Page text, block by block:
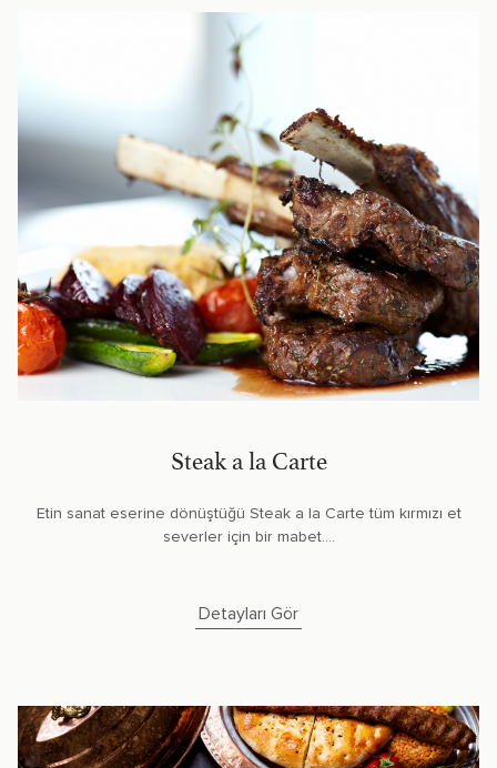
Steak a la Carte
Etin sanat eserine dönüştüğü Steak a la Carte tüm kırmızı et
severler için bir mabet....
Detayları Gör